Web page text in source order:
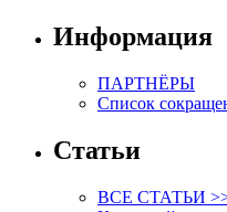
Информация
ПАРТНЁРЫ
Список
Статьи
ВСЕ СТАТЬИ